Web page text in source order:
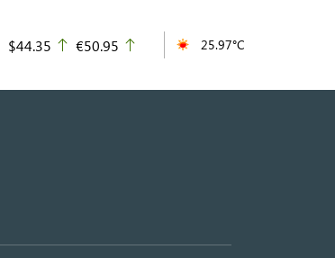
$44.35 up
€50.95 25.97°C